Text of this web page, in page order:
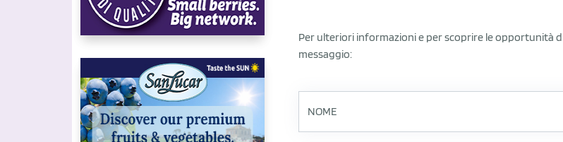
Per ulteriori informazioni e per scoprire le opportunità
messaggio: